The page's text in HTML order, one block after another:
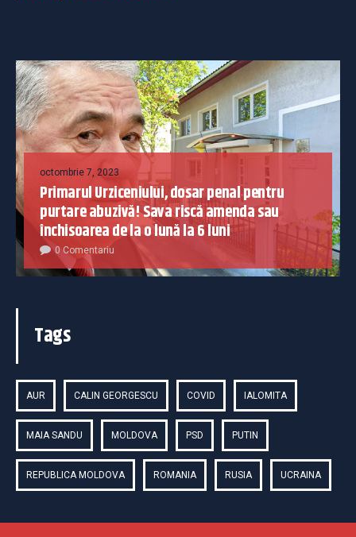
octombrie 7, 2023
Primarul Urziceniului, dosar penal pentru
purtare abuzivă! Sava riscă amenda sau
închisoarea de la o lună la 6 luni
0 Comentariu
Tags
AUR CALIN GEORGESCU COVID IALOMITA
MAIA SANDU MOLDOVA PSD PUTIN
REPUBLICA MOLDOVA ROMANIA RUSIA UCRAINA